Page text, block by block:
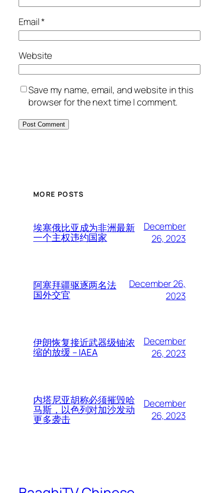
Email*
Website
Save my name, email, and website in this
browser for the next time I comment.
MORE POSTS
埃塞俄比亚成为非洲最新
一个主权违约国家
December
26, 2023
阿塞拜疆驱逐两名法
国外交官
December 26,
2023
伊朗恢复接近武器级铀浓
缩的放缓 – IAEA
December
26, 2023
内塔尼亚胡称必须摧毁哈
马斯，以色列对加沙发动
更多袭击
December
26, 2023